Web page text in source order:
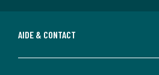
AIDE & CONTACT